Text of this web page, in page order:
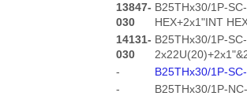
13847-
030
B25THx30/1P-
HEX+2x1"INT
14131-
030
B25THx30/1P-
-
B25THx30/1P-
-
B25THx30/1P-